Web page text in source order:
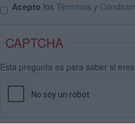
Acepto los Términos y
CAPTCHA
Esta pregunta es para saber si